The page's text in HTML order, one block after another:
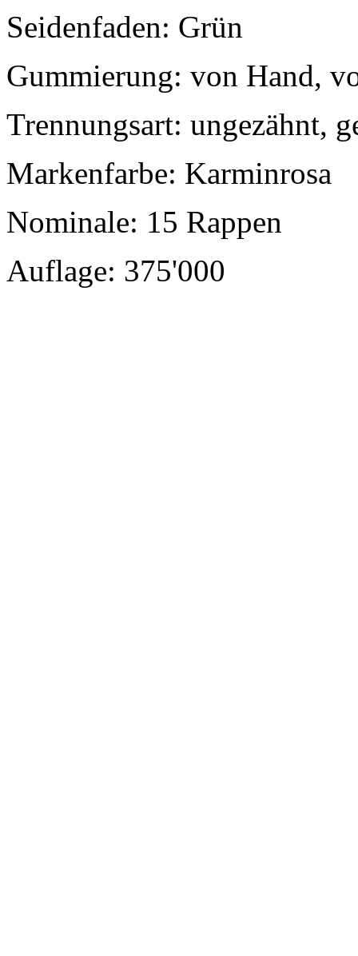
Seidenfaden: Grün
Gummierung: von Hand,
Trennungsart: ungezähnt,
Markenfarbe: Karminrosa
Nominale: 15 Rappen
Auflage: 375'000